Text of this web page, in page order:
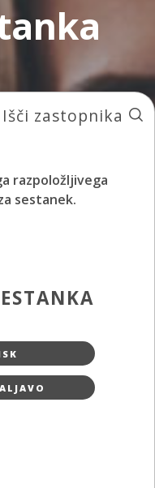
Išči zastopnika
razpoložljivega
sestanek.